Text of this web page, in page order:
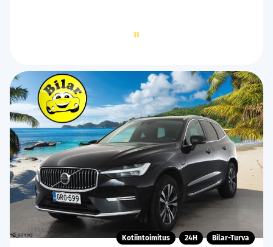
Kotiintoimitus 24H Bilar-Turva